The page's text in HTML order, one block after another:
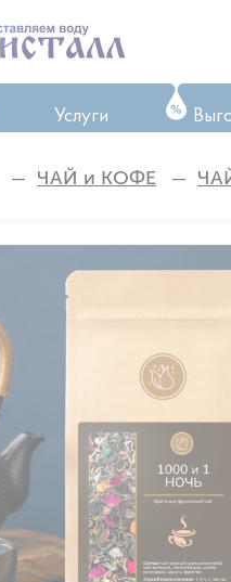
Услуги
Доставка питьевой
ЧАЙ и КОФЕ